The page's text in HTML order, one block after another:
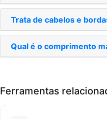
Trata de cabelos e
Qual é o comprimento
Ferramentas